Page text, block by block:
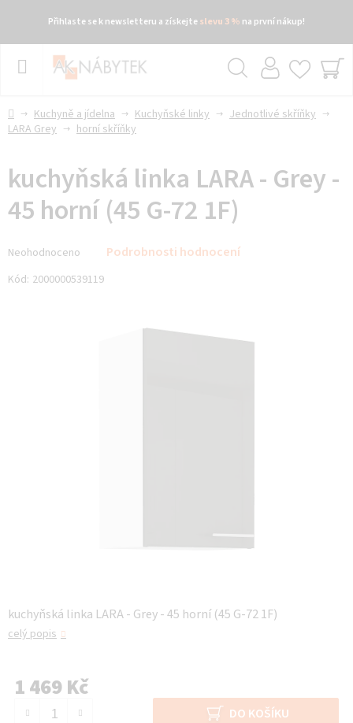
Přihlaste se k newsletteru a získejteslevu 3 % na první nákup!
Přejít
DomůKuchyně a jídelna Kuchyňské linky
Jednotlivé skříňky
LARA Grey
horní skříňky
kuchyňská linka LARA - Grey - 45 horní (45 G-72 1F)
celý popis
1 469 Kč
DO KOŠÍKU
kuchyňská linka LARA - Grey -
45 horní (45 G-72 1F)
hodnocení
produktu
Neohodnoceno Podrobnosti hodnocení
Kód: 2000000539119